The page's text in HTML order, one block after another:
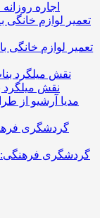
اجاره
نقش میلگرد
مدیا آرشیو از
گردشگری